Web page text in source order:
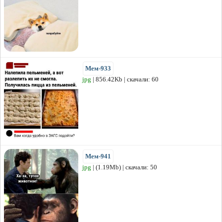
Мем-933
jpg | 856.42Kb | скачали: 60
Мем-941
jpg | (1.19Mb) | скачали: 50